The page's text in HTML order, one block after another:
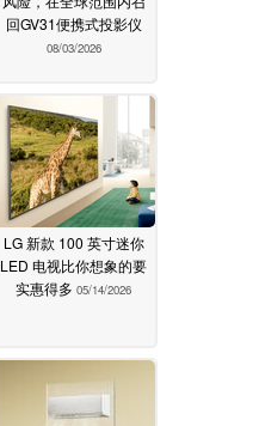
回GV31便携式投影仪
08/03/2026
LG 新款 100 英寸迷你
LED 电视比你想象的要
实惠得多 05/14/2026